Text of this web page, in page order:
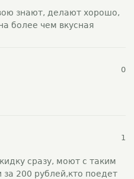
знают, делают хорошо,
более чем вкусная
0
1
сразу, моют с таким
200 рублей,кто поедет